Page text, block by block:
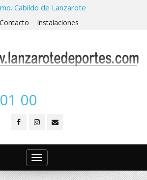
Cabildo de Lanzarote
Contacto Instalaciones
00
Toggle
navigation